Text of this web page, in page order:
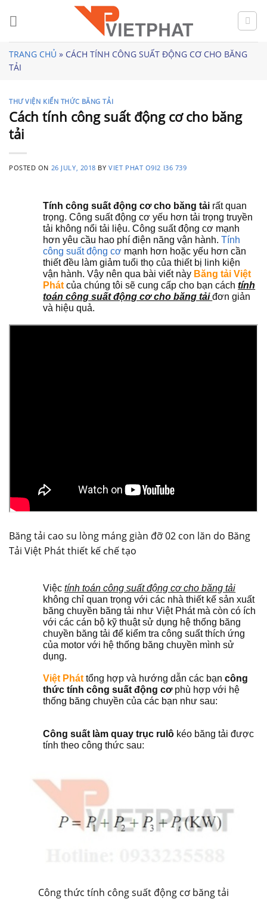
TRANG CHỦ » CÁCH TÍNH CÔNG SUẤT ĐỘNG CƠ CHO BĂNG
TẢI
THƯ VIỆN KIẾN THỨC BĂNG TẢI
Cách tính công suất động cơ cho băng
tải
POSTED ON 26 JULY, 2018 BYVIET PHAT O9I2 I36 739
Tính công suất động cơ cho băng tải rất quan
trọng. Công suất động cơ yếu hơn tải trọng truyền
tải không nổi tải liệu. Công suất động cơ mạnh
hơn yêu cầu hao phí điện năng vận hành.Tính
công suất động cơ mạnh hơn hoặc yếu hơn cần
thiết đều làm giảm tuổi thọ của thiết bị linh kiện
vận hành. Vậy nên qua bài viết này Băng tải Việt
Phát của chúng tôi sẽ cung cấp cho bạn cáchtính
toán công suất động cơ cho băng tảiđơn giản
và hiệu quả.
Băng tải cao su lòng máng giàn đỡ 02 con lăn do Băng
Tải Việt Phát thiết kế chế tạo
Việctính toán công suất động cơ cho băng tải
không chỉ quan trọng với các nhà thiết kế sản xuất
băng chuyền băng tải như Việt Phát mà còn có ích
với các cán bộ kỹ thuật sử dụng hệ thống băng
chuyền băng tải để kiểm tra công suất thích ứng
của motor với hệ thống băng chuyền mình sử
dụng.
Việt Phát tổng hợp và hướng dẫn các bạncông
thức tính công suất động cơphù hợp với hệ
thống băng chuyền của các bạn như sau:
Công suất làm quay trục rulô kéo băng tải được
tính theo công thức sau:
Công thức tính công suất động cơ băng tải